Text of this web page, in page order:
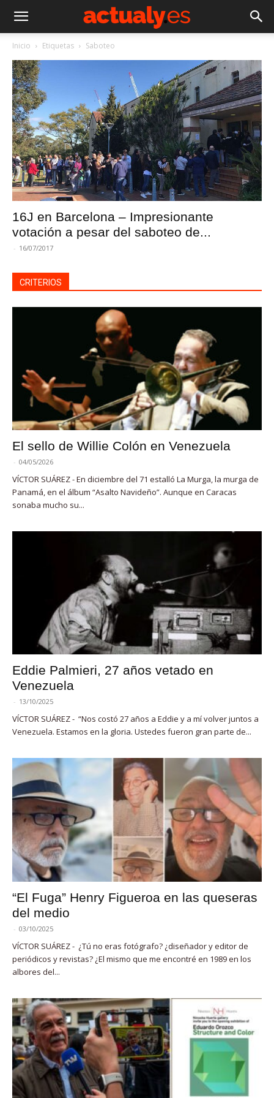
Inicio Etiquetas Saboteo
16J en Barcelona – Impresionante
votación a pesar del saboteo de...
- 16/07/2017
CRITERIOS
El sello de Willie Colón en Venezuela
- 04/05/2026
VÍCTOR SUÁREZ - En diciembre del 71 estalló La Murga, la murga de
Panamá, en el álbum “Asalto Navideño”. Aunque en Caracas
sonaba mucho su...
Eddie Palmieri, 27 años vetado en
Venezuela
- 13/10/2025
VÍCTOR SUÁREZ - “Nos costó 27 años a Eddie y a mí volver juntos a
Venezuela. Estamos en la gloria. Ustedes fueron gran parte de...
“El Fuga” Henry Figueroa en las queseras
del medio
- 03/10/2025
VÍCTOR SUÁREZ - ¿Tú no eras fotógrafo? ¿diseñador y editor de
periódicos y revistas? ¿El mismo que me encontré en 1989 en los
albores del...